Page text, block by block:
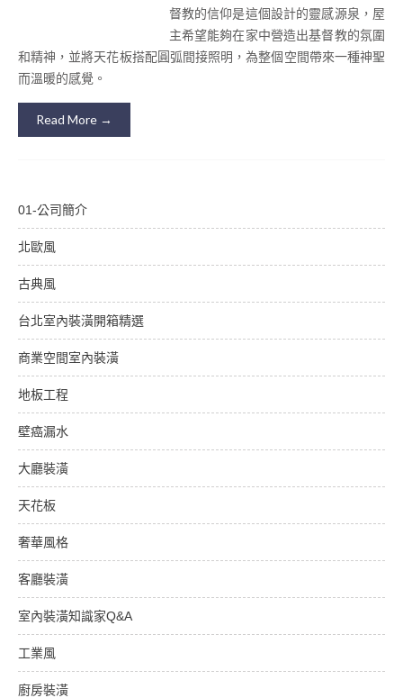
督教的信仰是這個設計的靈感源泉，屋
主希望能夠在家中營造出基督教的氛圍
和精神，並將天花板搭配圓弧間接照明，為整個空間帶來一種神聖
而溫暖的感覺。
Read More →
01-公司簡介
北歐風
古典風
台北室內裝潢開箱精選
商業空間室內裝潢
地板工程
壁癌漏水
大廳裝潢
天花板
奢華風格
客廳裝潢
室內裝潢知識家Q&A
工業風
廚房裝潢